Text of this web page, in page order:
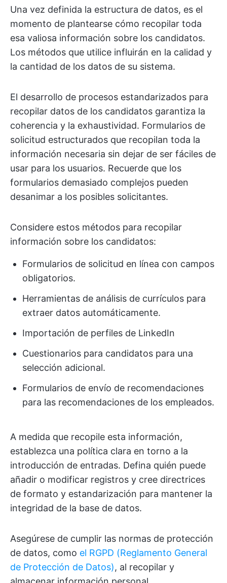
Una vez definida la estructura de datos, es el
momento de plantearse cómo recopilar toda
esa valiosa información sobre los candidatos.
Los métodos que utilice influirán en la calidad y
la cantidad de los datos de su sistema.
El desarrollo de procesos estandarizados para
recopilar datos de los candidatos garantiza la
coherencia y la exhaustividad. Formularios de
solicitud estructurados que recopilan toda la
información necesaria sin dejar de ser fáciles de
usar para los usuarios. Recuerde que los
formularios demasiado complejos pueden
desanimar a los posibles solicitantes.
Considere estos métodos para recopilar
información sobre los candidatos:
Formularios de solicitud en línea con campos
obligatorios.
Herramientas de análisis de currículos para
extraer datos automáticamente.
Importación de perfiles de LinkedIn
Cuestionarios para candidatos para una
selección adicional.
Formularios de envío de recomendaciones
para las recomendaciones de los empleados.
A medida que recopile esta información,
establezca una política clara en torno a la
introducción de entradas. Defina quién puede
añadir o modificar registros y cree directrices
de formato y estandarización para mantener la
integridad de la base de datos.
Asegúrese de cumplir las normas de protección
de datos, como el RGPD (Reglamento General
de Protección de Datos), al recopilar y